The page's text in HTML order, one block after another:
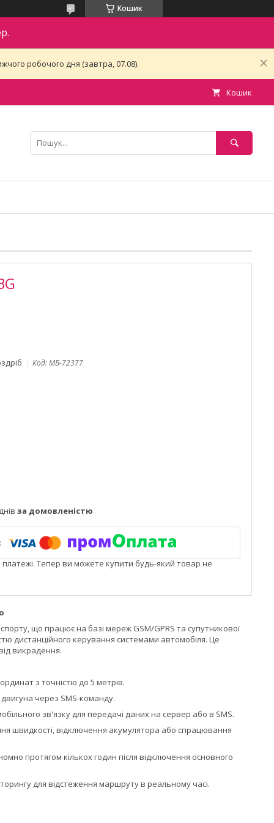
Кошик
робочого дня (завтра, 07.08).
Кошик
Код:MB-72377
за домовленістю
платежі. Тепер ви можете купити будь-який товар не
що працює на базі мереж GSM/GPRS та супутникової
дистанційного керування системами автомобіля. Це
викрадення.
з точністю до 5 метрів.
через SMS-команду.
зв'язку для передачі даних на сервер або в SMS.
швидкості, відключення акумулятора або спрацювання
протягом кількох годин після відключення основного
для відстеження маршруту в реальному часі.